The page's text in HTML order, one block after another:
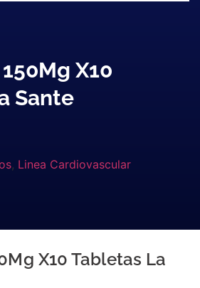
X10
Sante
, Linea Cardiovascular
X10 Tabletas La